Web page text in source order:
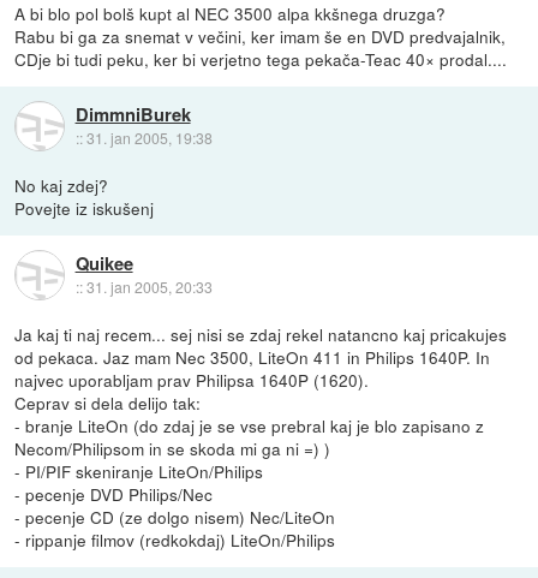
A bi blo pol bolš kupt al NEC 3500 alpa kkšnega druzga?
Rabu bi ga za snemat v večini, ker imam še en DVD predvajalnik,
CDje bi tudi peku, ker bi verjetno tega pekača-Teac 40× prodal....
DimmniBurek
::31. jan 2005, 19:38
No kaj zdej?
Povejte iz iskušenj
Quikee
::31. jan 2005, 20:33
Ja kaj ti naj recem... sej nisi se zdaj rekel natancno kaj pricakujes
od pekaca. Jaz mam Nec 3500, LiteOn 411 in Philips 1640P. In
najvec uporabljam prav Philipsa 1640P (1620).
Ceprav si dela delijo tak:
- branje LiteOn (do zdaj je se vse prebral kaj je blo zapisano z
Necom/Philipsom in se skoda mi ga ni =) )
- PI/PIF skeniranje LiteOn/Philips
- pecenje DVD Philips/Nec
- pecenje CD (ze dolgo nisem) Nec/LiteOn
- rippanje filmov (redkokdaj) LiteOn/Philips